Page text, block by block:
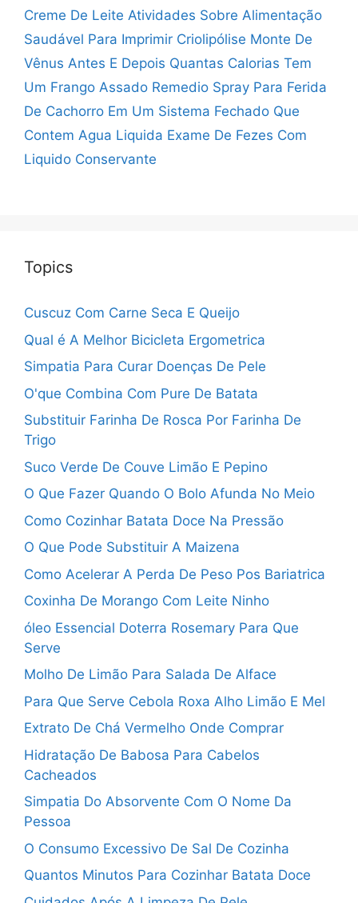
Creme De Leite Atividades Sobre Alimentação
Saudável Para Imprimir Criolipólise Monte De
Vênus Antes E Depois Quantas Calorias Tem
Um Frango Assado Remedio Spray Para Ferida
De Cachorro Em Um Sistema Fechado Que
Contem Agua Liquida Exame De Fezes Com
Liquido Conservante
Topics
Cuscuz Com Carne Seca E Queijo
Qual é A Melhor Bicicleta Ergometrica
Simpatia Para Curar Doenças De Pele
O'que Combina Com Pure De Batata
Substituir Farinha De Rosca Por Farinha De
Trigo
Suco Verde De Couve Limão E Pepino
O Que Fazer Quando O Bolo Afunda No Meio
Como Cozinhar Batata Doce Na Pressão
O Que Pode Substituir A Maizena
Como Acelerar A Perda De Peso Pos Bariatrica
Coxinha De Morango Com Leite Ninho
óleo Essencial Doterra Rosemary Para Que
Serve
Molho De Limão Para Salada De Alface
Para Que Serve Cebola Roxa Alho Limão E Mel
Extrato De Chá Vermelho Onde Comprar
Hidratação De Babosa Para Cabelos
Cacheados
Simpatia Do Absorvente Com O Nome Da
Pessoa
O Consumo Excessivo De Sal De Cozinha
Quantos Minutos Para Cozinhar Batata Doce